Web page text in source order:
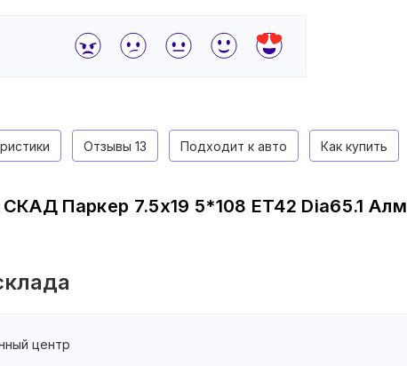
Отзывы 13 Подходит к авто Как купить
Паркер 7.5x19 5*108 ET42 Dia65.1
центр